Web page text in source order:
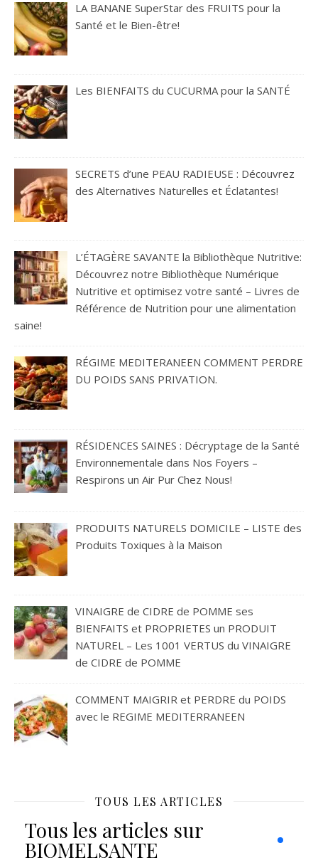
LA BANANE SuperStar des FRUITS pour la
Santé et le Bien-être!
Les BIENFAITS du CUCURMA pour la SANTÉ
SECRETS d’une PEAU RADIEUSE : Découvrez
des Alternatives Naturelles et Éclatantes!
L’ÉTAGÈRE SAVANTE la Bibliothèque Nutritive:
Découvrez notre Bibliothèque Numérique
Nutritive et optimisez votre santé – Livres de
Référence de Nutrition pour une alimentation
saine!
RÉGIME MEDITERANEEN COMMENT PERDRE
DU POIDS SANS PRIVATION.
RÉSIDENCES SAINES : Décryptage de la Santé
Environnementale dans Nos Foyers –
Respirons un Air Pur Chez Nous!
PRODUITS NATURELS DOMICILE – LISTE des
Produits Toxiques à la Maison
VINAIGRE de CIDRE de POMME ses
BIENFAITS et PROPRIETES un PRODUIT
NATUREL – Les 1001 VERTUS du VINAIGRE
de CIDRE de POMME
COMMENT MAIGRIR et PERDRE du POIDS
avec le REGIME MEDITERRANEEN
TOUS LES ARTICLES
Tous les articles sur
BIOMELSANTE